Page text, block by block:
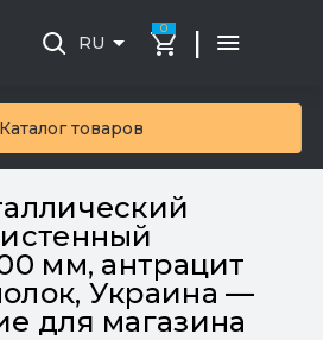
Каталог товаров
RU
0 |
мм, антрацит
Украина —
для магазина